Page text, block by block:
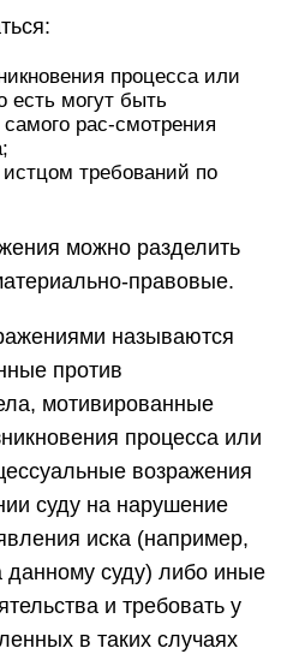
процесса или
есть могут быть
рас-смотрения
требований по
можно разделить
правовые.
называются
против
мотивированные
процесса или
возражения
суду на нарушение
иска (например,
данному суду) либо иные
и требовать у
в таких случаях